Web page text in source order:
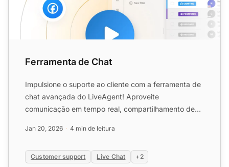
Ferramenta de Chat
Impulsione o suporte ao cliente com a ferramenta de
chat avançada do LiveAgent! Aproveite
comunicação em tempo real, compartilhamento de
Jan 20, 2026 4 min de leitura
Customer support Live Chat +2